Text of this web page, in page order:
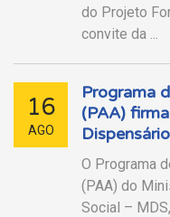
do Projeto
convite da ...
16
AGO
Programa
(PAA)
O Programa
(PAA) do
Social –